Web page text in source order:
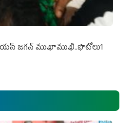
జ‌గ‌న్ ముఖాముఖి..ఫొటోలు1